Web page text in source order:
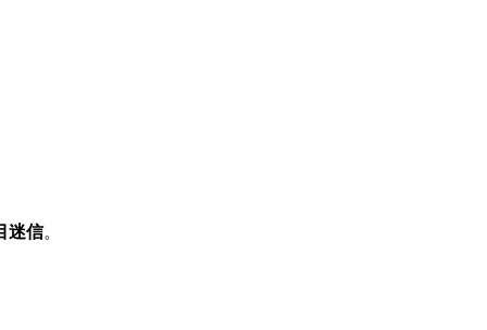
迷信。